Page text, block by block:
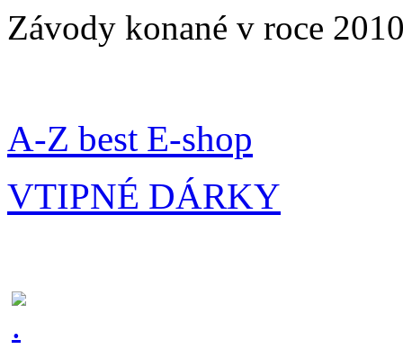
Závody konané v roce
A-Z best E-shop
VTIPNÉ DÁRKY